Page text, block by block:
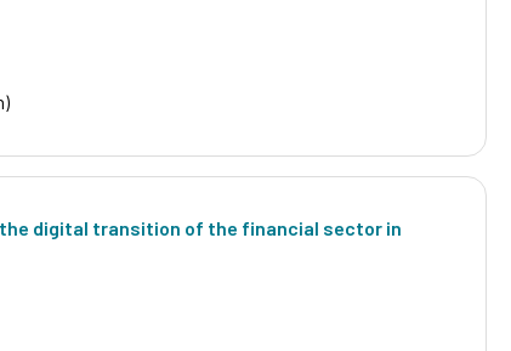
digital transition of the financial sector in